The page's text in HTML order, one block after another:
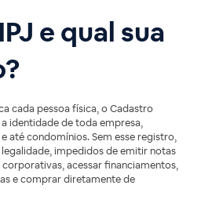
e qual sua
cada pessoa física, o Cadastro
identidade de toda empresa,
até condomínios. Sem esse registro,
impedidos de emitir notas
acessar financiamentos,
e comprar diretamente de